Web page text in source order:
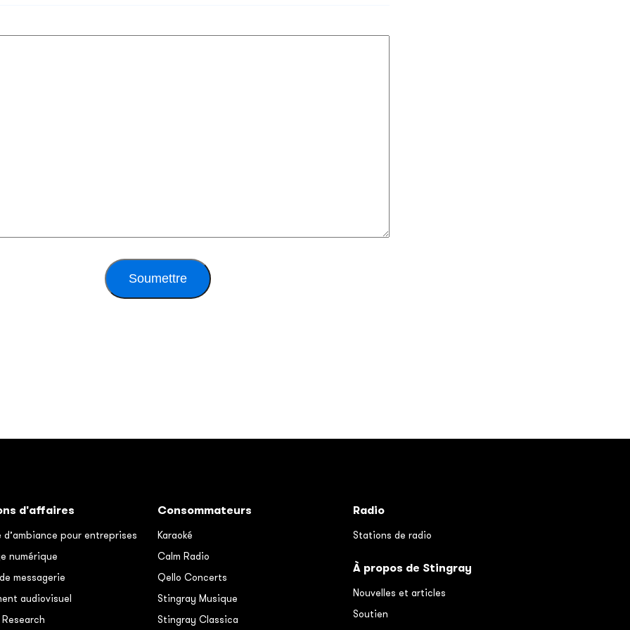
Soumettre
d'affaires
d’ambiance pour entreprises
numérique
messagerie
audiovisuel
Consommateurs
Karaoké
Calm Radio
Qello Concerts
Stingray Musique
Stingray Classica
Radio
Stations de radio
À propos de Stingray
Nouvelles et articles
Soutien